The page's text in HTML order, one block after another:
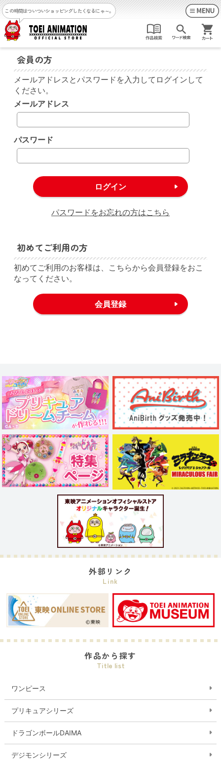
この時間はついついショッピングしたくなるにゃ～。
会員の方
メールアドレスとパスワードを入力してログインして
ください。
メールアドレス
パスワード
パスワードをお忘れの方はこちら
初めてご利用の方
初めてご利用のお客様は、こちらから会員登録をおこ
なってください。
外部リンク
Link
作品から探す
Title list
ワンピース
プリキュアシリーズ
ドラゴンボールDAIMA
デジモンシリーズ